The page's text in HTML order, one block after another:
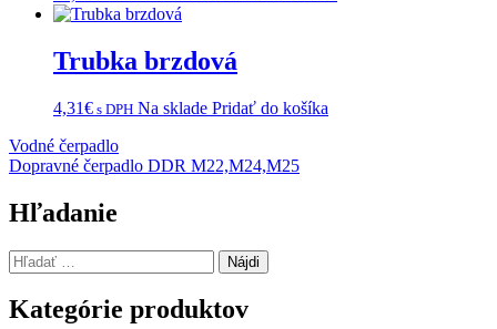
Trubka brzdová
4,31€ s DPH Na sklade Pridať do košíka
Navigácia
v
článku
Vodné čerpadlo
Dopravné čerpadlo DDR M22,M24,M25
Hľadanie
Hľadať:
Kategórie produktov